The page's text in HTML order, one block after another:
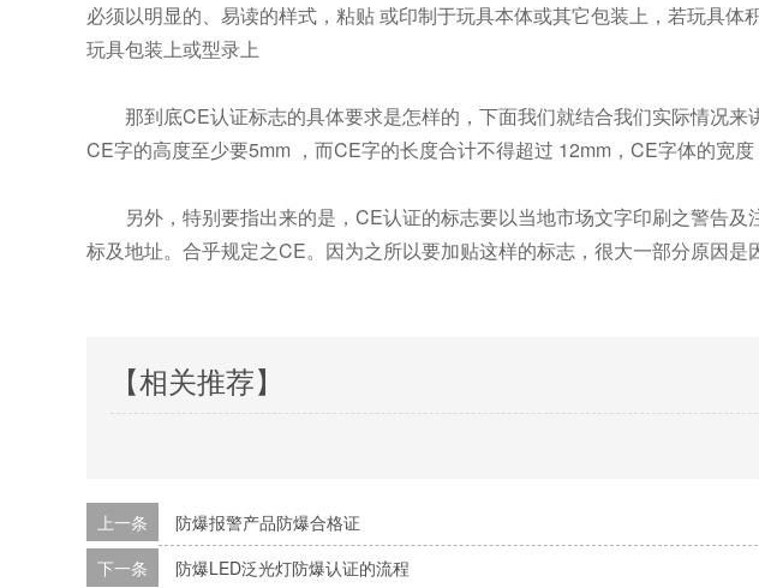
必须以明显的、易读的样式，粘贴 或印制于玩具本体或其它包装上，若玩具
玩具包装上或型录上
那到底CE认证标志的具体要求是怎样的，下面我们就结合我们实际情况
CE字的高度至少要5mm ，而CE字的长度合计不得超过 12mm，CE字体的宽度
另外，特别要指出来的是，CE认证的标志要以当地市场文字印刷之警告
标及地址。合乎规定之CE。因为之所以要加贴这样的标志，很大一部分原因是
【相关推荐】
上一条
防爆报警产品防爆合格证
下一条 防爆LED泛光灯防爆认证的流程